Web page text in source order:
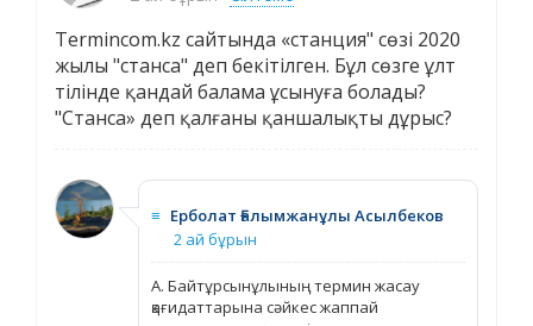
Termincom.kz сайтында «станция" сөзі 2020
жылы "станса" деп бекітілген. Бұл сөзге ұлт
тілінде қандай балама ұсынуға болады?
"Станса» деп қалғаны қаншалықты дұрыс?
≡ Ерболат Ғалымжанұлы Асылбеков
2 ай бұрын
А. Байтұрсынұлының термин жасау
қағидаттарына сәйкес жаппай